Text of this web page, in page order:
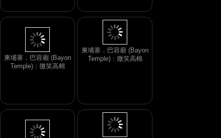
柬埔寨．巴容廟 (Bayon
Temple)：微笑高棉
柬埔寨．巴容廟 (Bayon
Temple)：微笑高棉